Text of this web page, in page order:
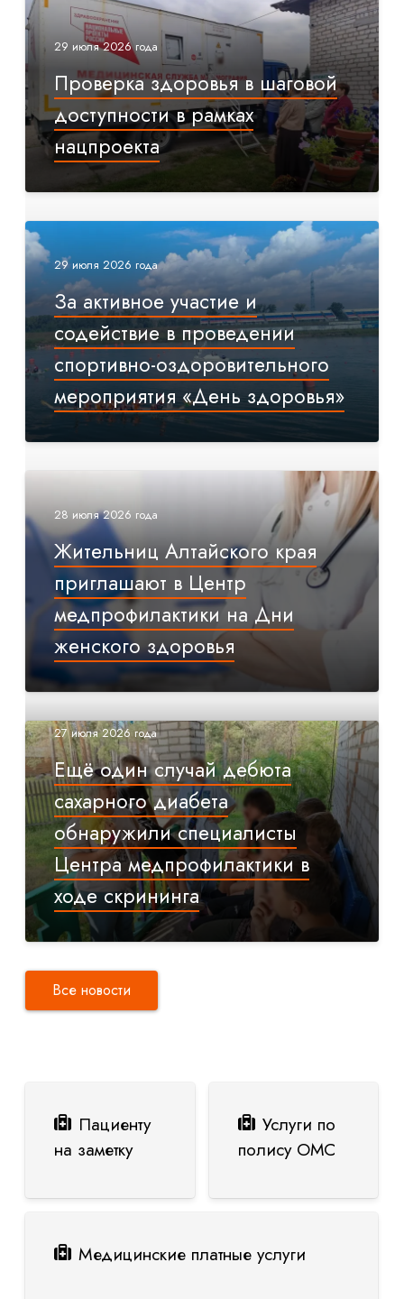
29 июля 2026 года
Проверка здоровья в шаговой
доступности в рамках
нацпроекта
29 июля 2026 года
За активное участие и
содействие в проведении
спортивно-оздоровительного
мероприятия «День здоровья»
28 июля 2026 года
Жительниц Алтайского края
приглашают в Центр
медпрофилактики на Дни
женского здоровья
27 июля 2026 года
Ещё один случай дебюта
сахарного диабета
обнаружили специалисты
Центра медпрофилактики в
ходе скрининга
Все новости
Пациенту
на заметку
Услуги по
полису ОМС
Медицинские платные услуги